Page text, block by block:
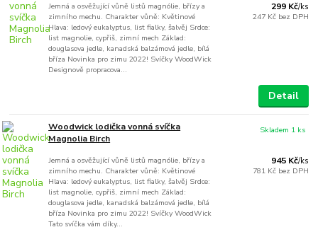
Jemná a osvěžující vůně listů magnólie, břízy a
zimního mechu. Charakter vůně: Květinové
Hlava: ledový eukalyptus, list fialky, šalvěj Srdce:
list magnolie, cypřiš, zimní mech Základ:
douglasova jedle, kanadská balzámová jedle, bílá
bříza Novinka pro zimu 2022! Svíčky WoodWick
Designově propracova...
299 Kč/ks
247 Kč bez DPH
Detail
Woodwick lodička vonná svíčka
Magnolia Birch
Jemná a osvěžující vůně listů magnólie, břízy a
zimního mechu. Charakter vůně: Květinové
Hlava: ledový eukalyptus, list fialky, šalvěj Srdce:
list magnolie, cypřiš, zimní mech Základ:
douglasova jedle, kanadská balzámová jedle, bílá
bříza Novinka pro zimu 2022! Svíčky WoodWick
Tato svíčka vám díky...
945 Kč/ks
781 Kč bez DPH
Skladem 1 ks